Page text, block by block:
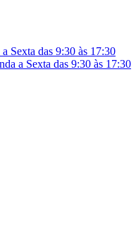
Sexta das 9:30 às 17:30
a Sexta das 9:30 às 17:30